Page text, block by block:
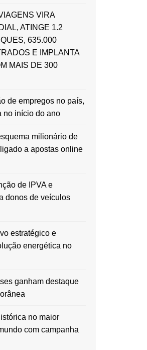
VIRA
ATINGE 1.2
635.000
E IMPLANTA
MAIS DE 300
de empregos no país,
no início do ano
milionário de
a apostas online
de IPVA e
donos de veículos
estratégico e
energética no
ganham destaque
no maior
com campanha